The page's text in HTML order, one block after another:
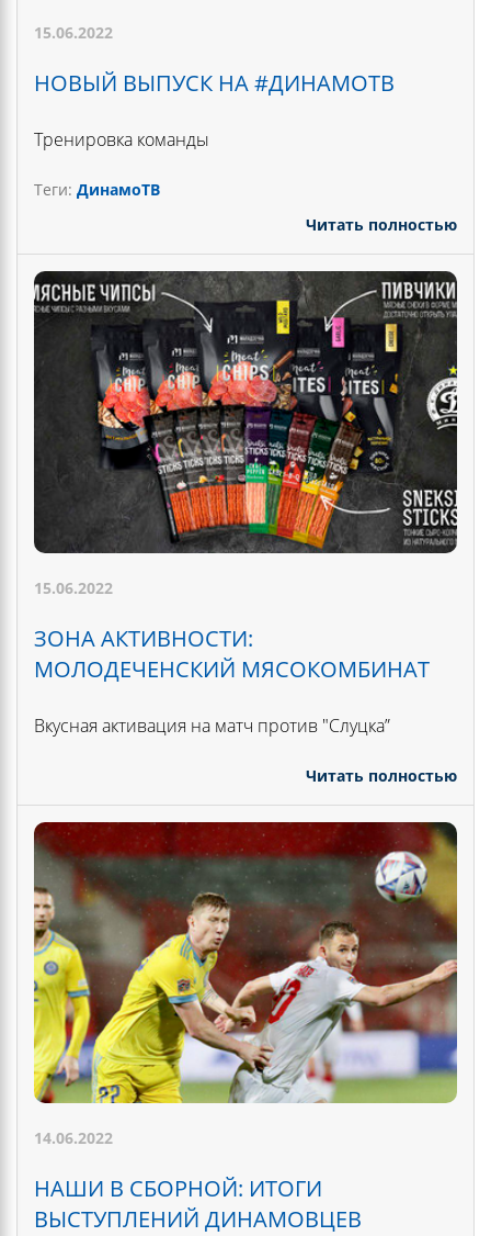
15.06.2022
НОВЫЙ ВЫПУСК НА #ДИНАМОТВ
Тренировка команды
Теги: ДинамоТВ
Читать полностью
15.06.2022
ЗОНА АКТИВНОСТИ:
МОЛОДЕЧЕНСКИЙ МЯСОКОМБИНАТ
Вкусная активация на матч против "Слуцка”
Читать полностью
14.06.2022
НАШИ В СБОРНОЙ: ИТОГИ
ВЫСТУПЛЕНИЙ ДИНАМОВЦЕВ